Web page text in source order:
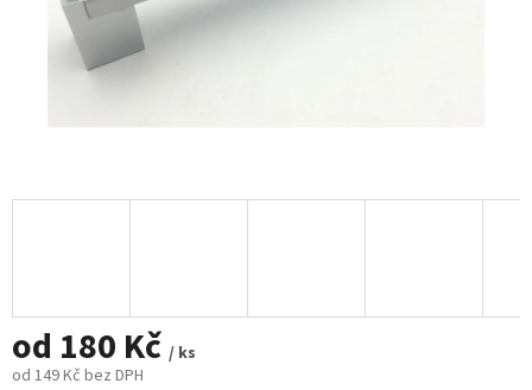
od 180 Kč / ks
od 149 Kč bez DPH